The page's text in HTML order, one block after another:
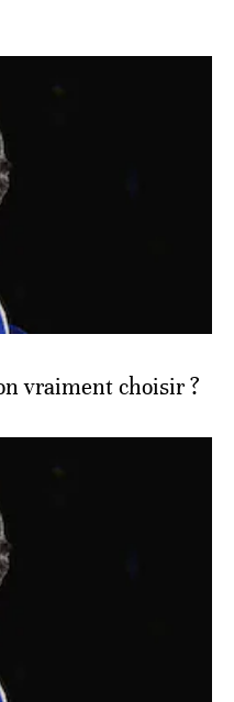
vraiment choisir ?